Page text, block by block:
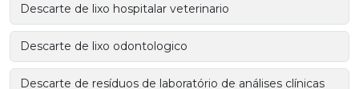
Descarte de lixo hospitalar veterinario
Descarte de lixo odontologico
Descarte de resíduos de laboratório de análises clínicas